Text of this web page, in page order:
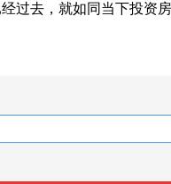
过去，就如同当下投资房